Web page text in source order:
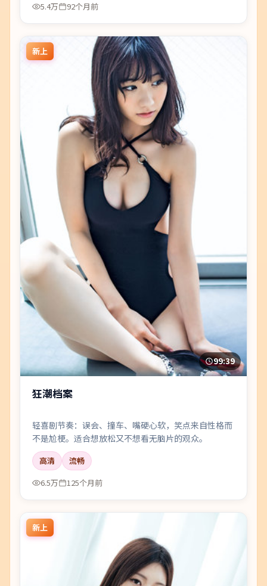
5.4万
92个月前
新上
99:39
狂潮档案
轻喜剧节奏：误会、撞车、嘴硬心软，笑点来自性格而
不是尬梗。适合想放松又不想看无脑片的观众。
高清
流畅
6.5万
125个月前
新上